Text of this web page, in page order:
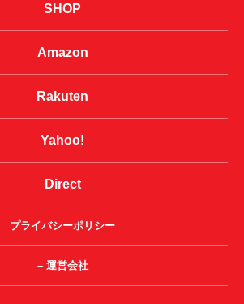
SHOP
Amazon
Rakuten
Yahoo!
Direct
プライバシーポリシー
– 運営会社